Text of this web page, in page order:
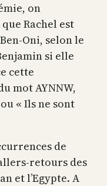
on
Rachel est
Oni, selon le
si elle
cette
mot AYNNW,
« Ils ne sont
de
retours des
et l’Egypte. A